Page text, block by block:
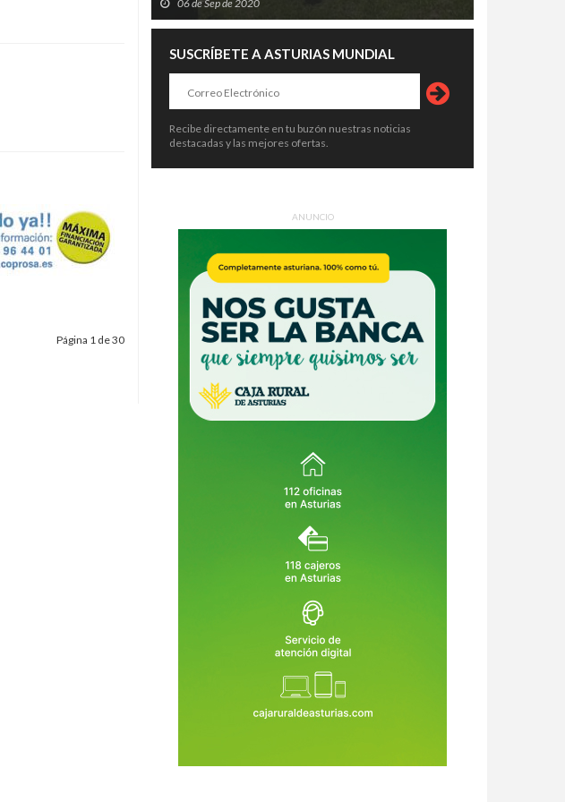
Página 1 de 30
06 de Sep de 2020
SUSCRÍBETE A ASTURIAS MUNDIAL
Recibe directamente en tu buzón nuestras noticias
destacadas y las mejores ofertas.
ANUNCIO